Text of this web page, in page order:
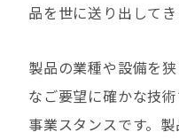
品を世に送り出してき
製品の業種や設備を
なご要望に確かな技
事業スタンスです。